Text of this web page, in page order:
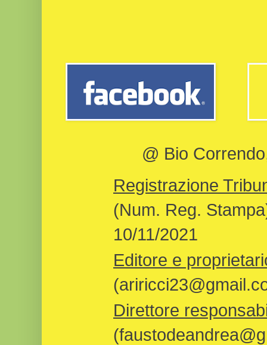
@ Bio
Registrazione
(Num. Reg.
10/11/2021
Editore e
Direttore